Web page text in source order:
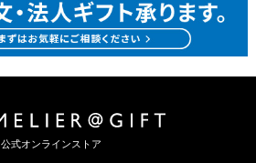
公式オンラインストア